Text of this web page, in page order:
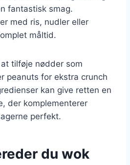
fantastisk smag.
med ris, nudler eller
måltid.
tilføje nødder som
peanuts for ekstra crunch
kan give retten en
der komplementerer
perfekt.
du wok